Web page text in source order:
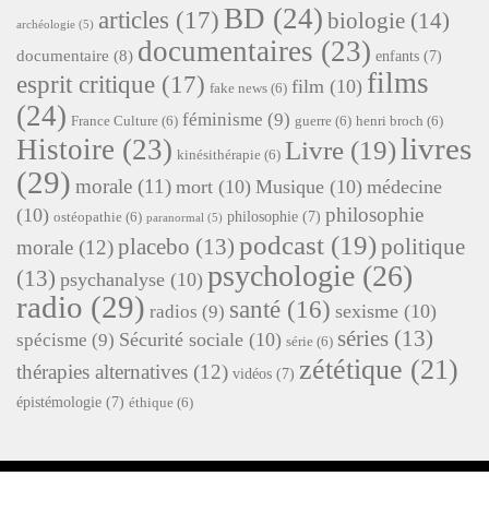
archéologie (5) articles (17) BD (24) biologie (14)
documentaire (8) documentaires (23) enfants (7)
esprit critique (17) fake news (6) film (10) films
(24) France Culture (6) féminisme (9) guerre (6) henri broch (6)
Histoire (23) kinésithérapie (6) Livre (19)livres
(29) morale (11) mort (10) Musique (10) médecine
(10) ostéopathie (6) paranormal (5) philosophie (7) philosophie
morale (12)placebo (13) podcast (19)politique
(13) psychanalyse (10) psychologie (26)
radio (29) radios (9) santé (16) sexisme (10)
spécisme (9) Sécurité sociale (10) série (6) séries (13)
thérapies alternatives (12) vidéos (7) zététique (21)
épistémologie (7) éthique (6)